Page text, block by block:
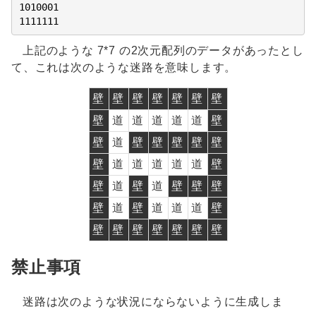
1010001
1111111
上記のような 7*7 の2次元配列のデータがあったとし
て、これは次のような迷路を意味します。
壁 壁 壁 壁 壁 壁
壁
壁
道 道 道 道 道
壁
壁
道 壁 壁 壁 壁
壁
壁
道 道 道 道 道
壁
壁
道 壁 道 壁 壁
壁
壁
道 壁 道 道 道
壁
壁
壁 壁 壁 壁 壁 壁
禁止事項
迷路は次のような状況にならないように生成しま